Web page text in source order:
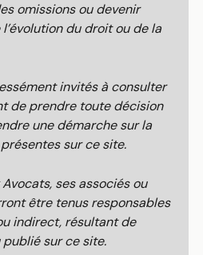
omissions ou devenir
du droit ou de la
invités à consulter
de prendre toute décision
une démarche sur la
sur ce site.
ses associés ou
être tenus responsables
indirect, résultant de
sur ce site.